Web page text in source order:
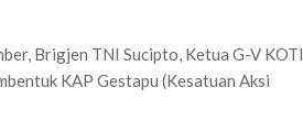
Brigjen TNI Sucipto, Ketua G-V KOTI
KAP Gestapu (Kesatuan Aksi